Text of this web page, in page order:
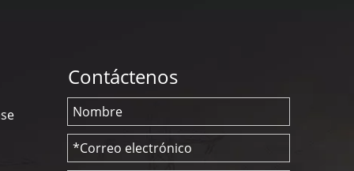
Contáctenos